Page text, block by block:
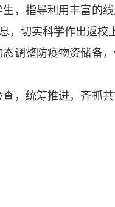
指导利用丰富的线
切实科学作出返校
整防疫物资储备，
，统筹推进，齐抓